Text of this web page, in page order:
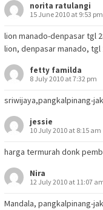
norita ratulangi
15 June 2010 at 9:53 pm
lion manado-denpasar tgl
lion, denpasar manado, tgl
fetty familda
8 July 2010 at 7:32 pm
sriwijaya,pangkalpinang-
jessie
10 July 2010 at 8:15 am
harga termurah donk
Nira
12 July 2010 at 11:07
Mandala, pangkalpinang-